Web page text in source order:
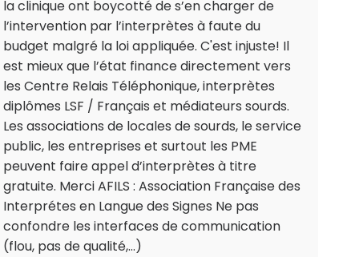
la clinique ont boycotté de s’en charger de
l’intervention par l’interprètes à faute du
budget malgré la loi appliquée. C'est injuste! Il
est mieux que l’état finance directement vers
les Centre Relais Téléphonique, interprètes
diplômes LSF / Français et médiateurs sourds.
Les associations de locales de sourds, le service
public, les entreprises et surtout les PME
peuvent faire appel d’interprètes à titre
gratuite. Merci AFILS : Association Française des
Interprétes en Langue des Signes Ne pas
confondre les interfaces de communication
(flou, pas de qualité,...)